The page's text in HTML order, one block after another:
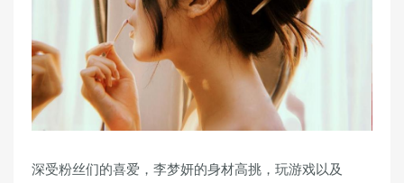
深受粉丝们的喜爱，李梦妍的身材高挑，玩游戏以及